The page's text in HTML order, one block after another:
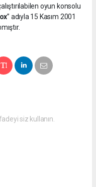
oyun konsolu
” adıyla 15 Kasım 2001
siz kullanın.